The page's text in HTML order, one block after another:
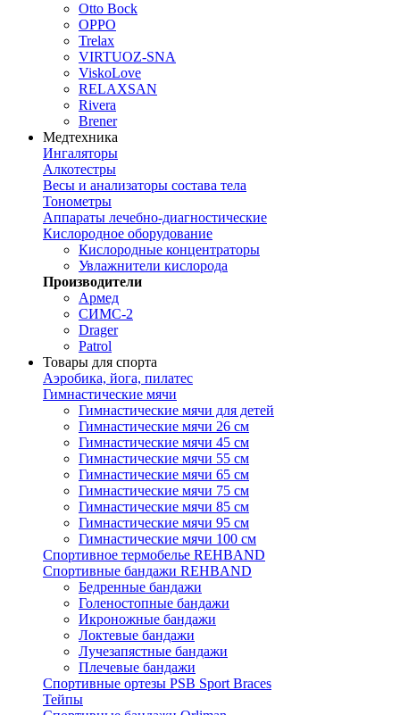
Otto Bock
OPPO
Trelax
VIRTUOZ-SNA
ViskoLove
RELAXSAN
Rivera
Brener
Медтехника
Ингаляторы
Алкотестры
Весы и анализаторы состава тела
Тонометры
Аппараты лечебно-диагностические
Кислородное оборудование
Кислородные концентраторы
Увлажнители кислорода
Производители
Армед
СИМС-2
Drager
Patrol
Товары для спорта
Аэробика, йога, пилатес
Гимнастические мячи
Гимнастические мячи для детей
Гимнастические мячи 26 см
Гимнастические мячи 45 см
Гимнастические мячи 55 см
Гимнастические мячи 65 см
Гимнастические мячи 75 см
Гимнастические мячи 85 см
Гимнастические мячи 95 см
Гимнастические мячи 100 см
Спортивное термобелье REHBAND
Спортивные бандажи REHBAND
Бедренные бандажи
Голеностопные бандажи
Икроножные бандажи
Локтевые бандажи
Лучезапястные бандажи
Плечевые бандажи
Спортивные ортезы PSB Sport Braces
Тейпы